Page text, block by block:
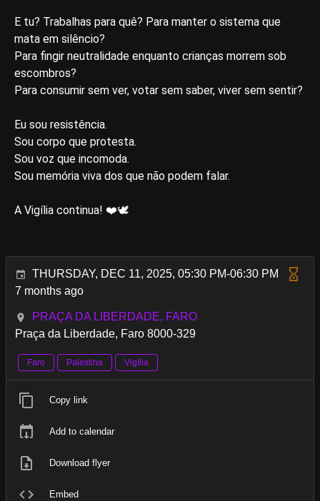
E tu? Trabalhas para quê? Para manter o sistema que
mata em silêncio?
Para fingir neutralidade enquanto crianças morrem sob
escombros?
Para consumir sem ver, votar sem saber, viver sem sentir?
Eu sou resistência.
Sou corpo que protesta.
Sou voz que incomoda.
Sou memória viva dos que não podem falar.
A Vigília continua! ❤️🕊
THURSDAY, DEC 11, 2025, 05:30 PM-06:30 PM
7 months ago
PRAÇA DA LIBERDADE, FARO
Praça da Liberdade, Faro 8000-329
Faro Palestina Vigília
Copy link
Add to calendar
Download flyer
Embed